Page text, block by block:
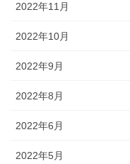
2022年11月
2022年10月
2022年9月
2022年8月
2022年6月
2022年5月